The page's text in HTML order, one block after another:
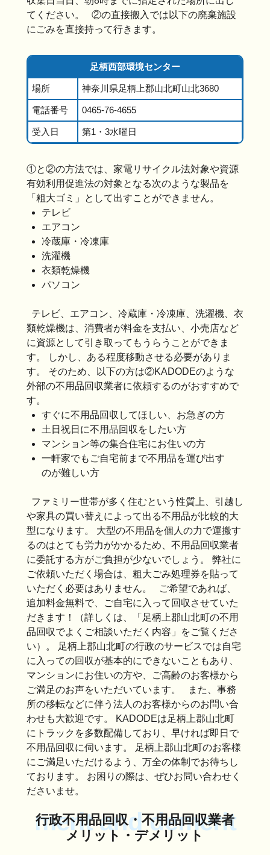
てください。 ②の直接搬入では以下の廃棄施設
にごみを直接持って行きます。
足柄西部環境センター
場所 神奈川県足柄上郡山北町山北3680
電話番号 0465-76-4655
受入日 第1・3水曜日
①と②の方法では、家電リサイクル法対象や資源
有効利用促進法の対象となる次のような製品を
「粗大ゴミ」として出すことができません。
テレビ
エアコン
冷蔵庫・冷凍庫
洗濯機
衣類乾燥機
パソコン
テレビ、エアコン、冷蔵庫・冷凍庫、洗濯機、衣
類乾燥機は、消費者が料金を支払い、小売店など
に資源として引き取ってもうらうことができま
す。 しかし、ある程度移動させる必要がありま
す。 そのため、以下の方は②KADODEのような
外部の不用品回収業者に依頼するのがおすすめで
す。
すぐに不用品回収してほしい、お急ぎの方
土日祝日に不用品回収をしたい方
マンション等の集合住宅にお住いの方
一軒家でもご自宅前まで不用品を運び出す
のが難しい方
ファミリー世帯が多く住むという性質上、引越し
や家具の買い替えによって出る不用品が比較的大
型になります。 大型の不用品を個人の力で運搬す
るのはとても労力がかかるため、不用品回収業者
に委託する方がご負担が少ないでしょう。 弊社に
ご依頼いただく場合は、粗大ごみ処理券を貼って
いただく必要はありません。 ご希望であれば、
追加料金無料で、ご自宅に入って回収させていた
だきます！（詳しくは、「足柄上郡山北町の不用
品回収でよくご相談いただく内容」をご覧くださ
い）。 足柄上郡山北町の行政のサービスでは自宅
に入っての回収が基本的にできないこともあり、
マンションにお住いの方や、ご高齢のお客様から
ご満足のお声をいただいています。 また、事務
所の移転などに伴う法人のお客様からのお問い合
わせも大歓迎です。 KADODEは足柄上郡山北町
にトラックを多数配備しており、早ければ即日で
不用品回収に伺います。 足柄上郡山北町のお客様
にご満足いただけるよう、万全の体制でお待ちし
ております。 お困りの際は、ぜひお問い合わせく
ださいませ。
merit and demerit
行政不用品回収・不用品回収業者
メリット・デメリット